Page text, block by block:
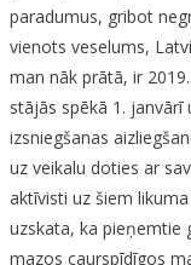
paradumus, gribot
vienots veselums,
man nāk prātā, ir
stājās spēkā 1.
izsniegšanas
uz veikalu doties ar
aktīvisti uz šiem
uzskata, ka pieņemtie
mazos caurspīdīgos